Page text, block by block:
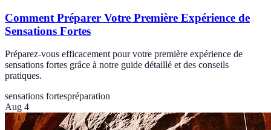
Comment Préparer Votre Première Expérience de
Sensations Fortes
Préparez-vous efficacement pour votre première expérience de
sensations fortes grâce à notre guide détaillé et des conseils
pratiques.
sensations fortespréparation
Aug 4